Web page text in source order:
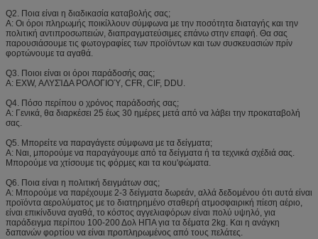
Q2. Ποια είναι η διαδικασία καταβολής σας;
Α: Οι όροι πληρωμής ποικίλλουν σύμφωνα με την ποσότητα διαταγής και την
πολιτική αντιπροσωπειών, διαπραγματεύσιμες επάνω στην επαφή. Θα σας
παρουσιάσουμε τις φωτογραφίες των προϊόντων και των συσκευασιών πρίν
φορτώνουμε τα αγαθά.
Q3. Ποιοι είναι οι όροι παράδοσής σας;
Α: EXW, ΑΛΥΣΊΔΑ ΡΟΛΟΓΙΟΎ, CFR, CIF, DDU.
Q4. Πόσο περίπου ο χρόνος παράδοσής σας;
Α: Γενικά, θα διαρκέσει 25 έως 30 ημέρες μετά από να λάβει την προκαταβολή
σας.
Q5. Μπορείτε να παραγάγετε σύμφωνα με τα δείγματα;
Α: Ναι, μπορούμε να παραγάγουμε από τα δείγματα ή τα τεχνικά σχέδιά σας.
Μπορούμε να χτίσουμε τις φόρμες και τα κοu'φώματα.
Q6. Ποια είναι η πολιτική δειγμάτων σας;
Α: Μπορούμε να παρέχουμε 2-3 δείγματα δωρεάν, αλλά δεδομένου ότι αυτά είναι
προϊόντα αερολύματος με το διατηρημένο σταθερή ατμοσφαιρική πίεση αέριο,
είναι επικίνδυνα αγαθά, το κόστος αγγελιαφόρων είναι πολύ υψηλό, για
παράδειγμα περίπου 100-200 Δολ ΗΠΑ για τα δέματα 2kg. Και η ανάγκη
δαπανών φορτίου να είναι προπληρωμένος από τους πελάτες.